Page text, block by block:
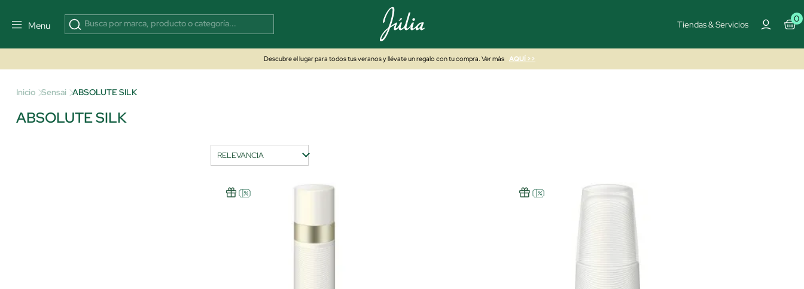
Menu Tiendas & Servicios
0
Descubre el lugar para todos tus veranos y llévate un regalo con tu compra. Ver más AQUÍ >>
Inicio Sensai ABSOLUTE SILK
ABSOLUTE SILK